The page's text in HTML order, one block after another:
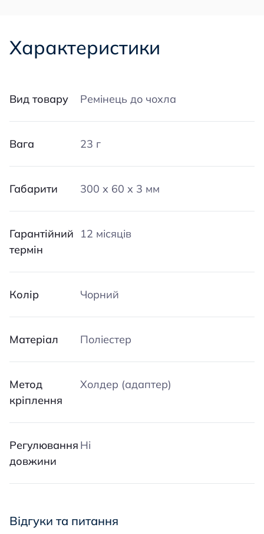
Характеристики
Вид товару Ремінець до чохла
Вага 23 г
Габарити 300 х 60 х 3 мм
Гарантійний
термін
12 місяців
Колір Чорний
Матеріал Поліестер
Метод
кріплення
Холдер (адаптер)
Регулювання
довжини
Ні
Відгуки та питання